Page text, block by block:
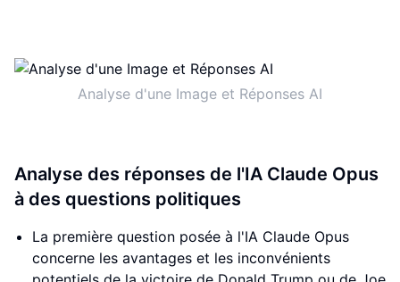
Analyse d'une Image et Réponses AI
Analyse des réponses de l'IA Claude Opus
à des questions politiques
La première question posée à l'IA Claude Opus
concerne les avantages et les inconvénients